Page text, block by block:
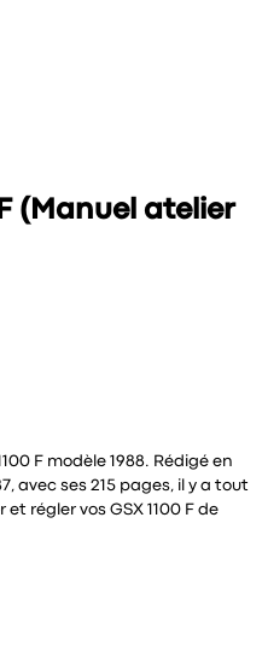
F (Manuel atelier
F modèle 1988. Rédigé en
avec ses 215 pages, il y a tout
régler vos GSX 1100 F de